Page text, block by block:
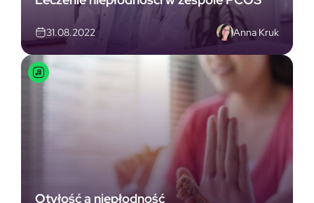
31.08.2022 Anna Kruk
Otyłość a niepłodność